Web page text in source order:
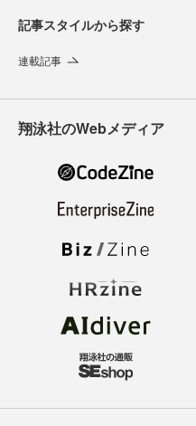
記事スタイルから探す
連載記事
翔泳社のWebメディア